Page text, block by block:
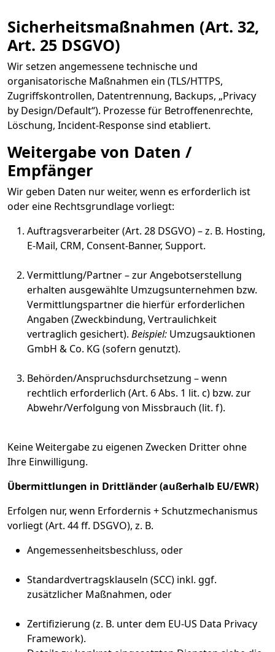
Sicherheitsmaßnahmen (Art. 32,
Art. 25 DSGVO)
Wir setzen angemessene technische und
organisatorische Maßnahmen ein (TLS/HTTPS,
Zugriffskontrollen, Datentrennung, Backups, „Privacy
by Design/Default“). Prozesse für Betroffenenrechte,
Löschung, Incident-Response sind etabliert.
Weitergabe von Daten /
Empfänger
Wir geben Daten nur weiter, wenn es erforderlich ist
oder eine Rechtsgrundlage vorliegt:
Auftragsverarbeiter (Art. 28 DSGVO) – z. B. Hosting,
E-Mail, CRM, Consent-Banner, Support.
Vermittlung/Partner – zur Angebotserstellung
erhalten ausgewählte Umzugsunternehmen bzw.
Vermittlungspartner die hierfür erforderlichen
Angaben (Zweckbindung, Vertraulichkeit
vertraglich gesichert). Beispiel: Umzugsauktionen
GmbH & Co. KG (sofern genutzt).
Behörden/Anspruchsdurchsetzung – wenn
rechtlich erforderlich (Art. 6 Abs. 1 lit. c) bzw. zur
Abwehr/Verfolgung von Missbrauch (lit. f).
Keine Weitergabe zu eigenen Zwecken Dritter ohne
Ihre Einwilligung.
Übermittlungen in Drittländer (außerhalb EU/EWR)
Erfolgen nur, wenn Erfordernis + Schutzmechanismus
vorliegt (Art. 44 ff. DSGVO), z. B.
Angemessenheitsbeschluss, oder
Standardvertragsklauseln (SCC) inkl. ggf.
zusätzlicher Maßnahmen, oder
Zertifizierung (z. B. unter dem EU-US Data Privacy
Framework).